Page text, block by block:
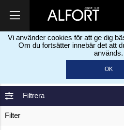
Vi använder cookies för att ge dig
Om du fortsätter innebär det att
används.
OK
Filtrera
Filter